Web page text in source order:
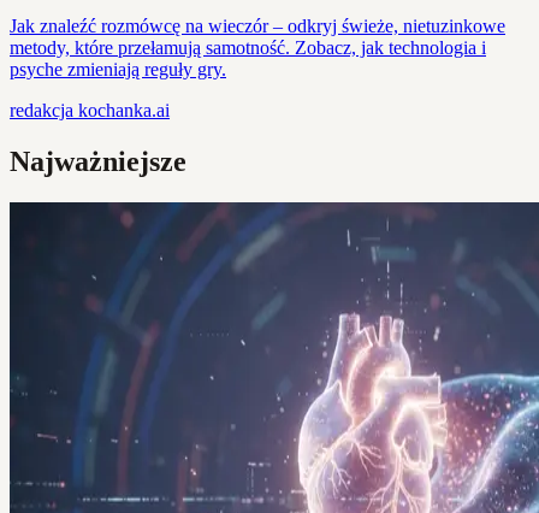
Jak znaleźć rozmówcę na wieczór – odkryj świeże, nietuzinkowe
metody, które przełamują samotność. Zobacz, jak technologia i
psyche zmieniają reguły gry.
redakcja kochanka.ai
Najważniejsze